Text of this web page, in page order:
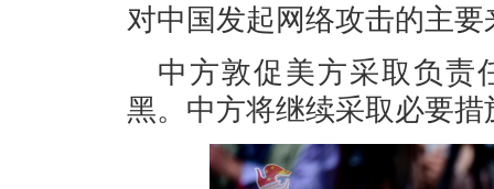
对中国发起网络攻击的主要
中方敦促美方采取负责
黑。中方将继续采取必要